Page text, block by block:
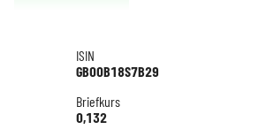
ISIN
GB00B18S7B29
Briefkurs
0,132